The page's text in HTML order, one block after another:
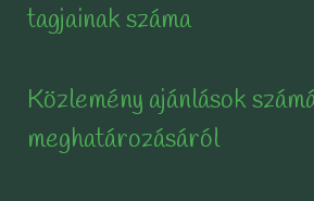
tagjainak száma
Közlemény ajánlások
meghatározásáról